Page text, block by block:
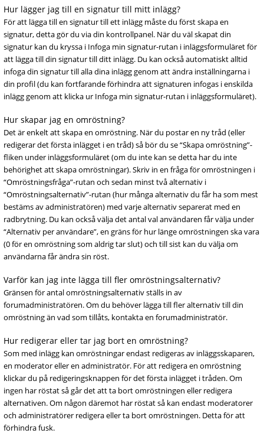
Hur lägger jag till en signatur till mitt inlägg?
För att lägga till en signatur till ett inlägg måste du först skapa en
signatur, detta gör du via din kontrollpanel. När du väl skapat din
signatur kan du kryssa i Infoga min signatur-rutan i inläggsformuläret för
att lägga till din signatur till ditt inlägg. Du kan också automatiskt alltid
infoga din signatur till alla dina inlägg genom att ändra inställningarna i
din profil (du kan fortfarande förhindra att signaturen infogas i enskilda
inlägg genom att klicka ur Infoga min signatur-rutan i inläggsformuläret).
Hur skapar jag en omröstning?
Det är enkelt att skapa en omröstning. När du postar en ny tråd (eller
redigerar det första inlägget i en tråd) så bör du se “Skapa omröstning”-
fliken under inläggsformuläret (om du inte kan se detta har du inte
behörighet att skapa omröstningar). Skriv in en fråga för omröstningen i
“Omröstningsfråga”-rutan och sedan minst två alternativ i
“Omröstningsalternativ”-rutan (hur många alternativ du får ha som mest
bestäms av administratören) med varje alternativ separerat med en
radbrytning. Du kan också välja det antal val användaren får välja under
“Alternativ per användare”, en gräns för hur länge omröstningen ska vara
(0 för en omröstning som aldrig tar slut) och till sist kan du välja om
användarna får ändra sin röst.
Varför kan jag inte lägga till fler omröstningsalternativ?
Gränsen för antal omröstningsalternativ ställs in av
forumadministratören. Om du behöver lägga till fler alternativ till din
omröstning än vad som tillåts, kontakta en forumadministratör.
Hur redigerar eller tar jag bort en omröstning?
Som med inlägg kan omröstningar endast redigeras av inläggsskaparen,
en moderator eller en administratör. För att redigera en omröstning
klickar du på redigeringsknappen för det första inlägget i tråden. Om
ingen har röstat så går det att ta bort omröstningen eller redigera
alternativen. Om någon däremot har röstat så kan endast moderatorer
och administratörer redigera eller ta bort omröstningen. Detta för att
förhindra fusk.